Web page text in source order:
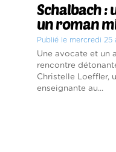
Schalbach :
un roman
Publié le mercredi 25
Une avocate et un
rencontre
Christelle Loeffler,
enseignante au...